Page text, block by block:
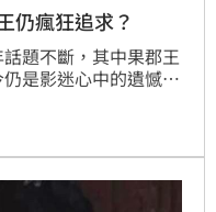
仍瘋狂追求？
題不斷，其中果郡王
是影迷心中的遺憾。
人」且已非清白之身
扎的人性真相。（記